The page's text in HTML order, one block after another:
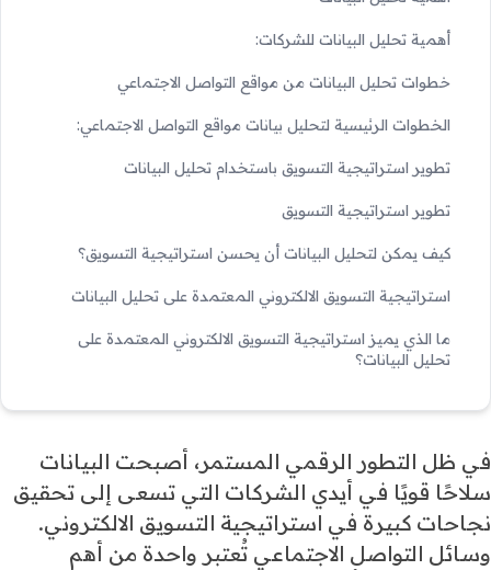
أهمية تحليل البيانات للشركات:
خطوات تحليل البيانات من مواقع التواصل الاجتماعي
الخطوات الرئيسية لتحليل بيانات مواقع التواصل الاجتماعي:
تطوير استراتيجية التسويق باستخدام تحليل البيانات
تطوير استراتيجية التسويق
كيف يمكن لتحليل البيانات أن يحسن استراتيجية التسويق؟
استراتيجية التسويق الالكتروني المعتمدة على تحليل البيانات
ما الذي يميز استراتيجية التسويق الالكتروني المعتمدة على
تحليل البيانات؟
في ظل التطور الرقمي المستمر، أصبحت البيانات
سلاحًا قويًا في أيدي الشركات التي تسعى إلى تحقيق
نجاحات كبيرة في استراتيجية التسويق الالكتروني.
وسائل التواصل الاجتماعي تُعتبر واحدة من أهم